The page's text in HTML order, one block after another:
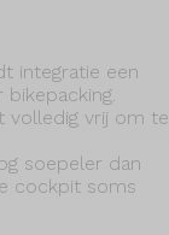
integratie een
volledig vrij om te
soepeler dan
cockpit soms